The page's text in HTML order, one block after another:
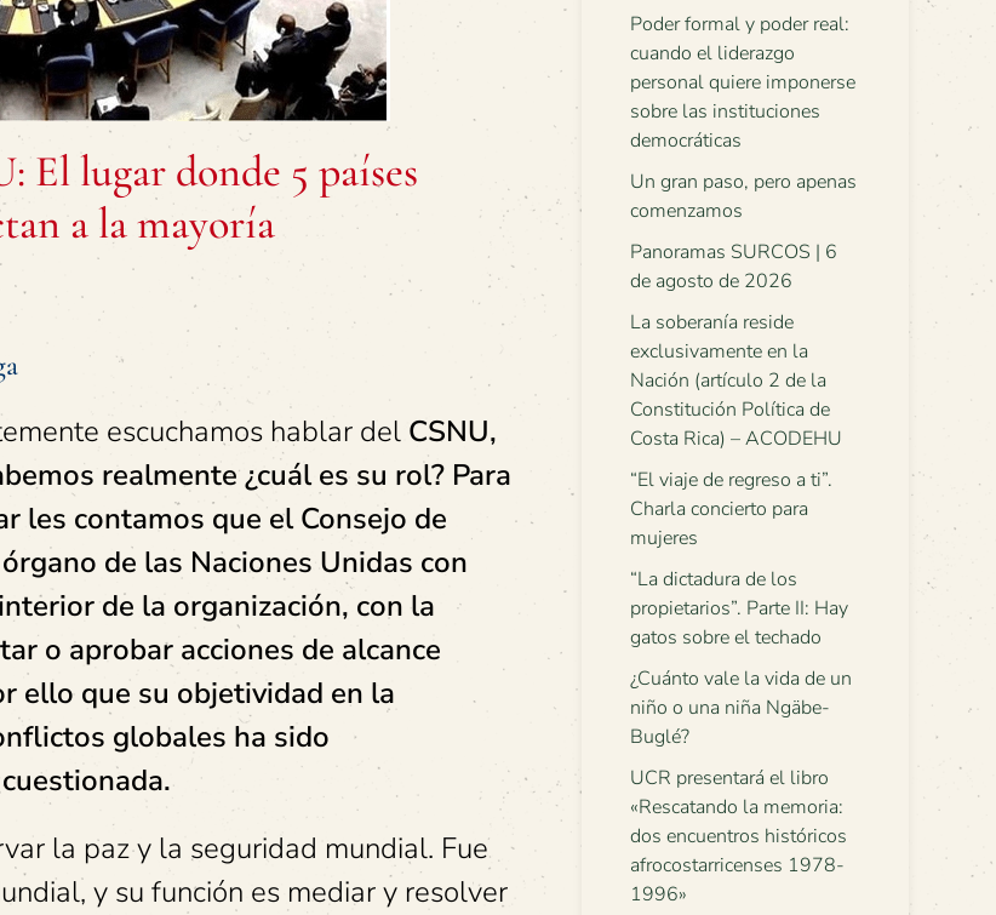
El lugar donde 5 países
a la mayoría
escuchamos hablar del CSNU,
realmente ¿cuál es su rol? Para
les contamos que el Consejo de
de las Naciones Unidas con
de la organización, con la
o aprobar acciones de alcance
ello que su objetividad en la
globales ha sido
la paz y la seguridad mundial. Fue
y su función es mediar y resolver
Poder formal y poder real:
cuando el liderazgo
personal quiere imponerse
sobre las instituciones
democráticas
Un gran paso, pero apenas
comenzamos
Panoramas SURCOS | 6
de agosto de 2026
La soberanía reside
exclusivamente en la
Nación (artículo 2 de la
Constitución Política de
Costa Rica) – ACODEHU
“El viaje de regreso a ti”.
Charla concierto para
mujeres
“La dictadura de los
propietarios”. Parte II: Hay
gatos sobre el techado
¿Cuánto vale la vida de un
niño o una niña Ngäbe-
Buglé?
UCR presentará el libro
«Rescatando la memoria:
dos encuentros históricos
afrocostarricenses 1978-
1996»